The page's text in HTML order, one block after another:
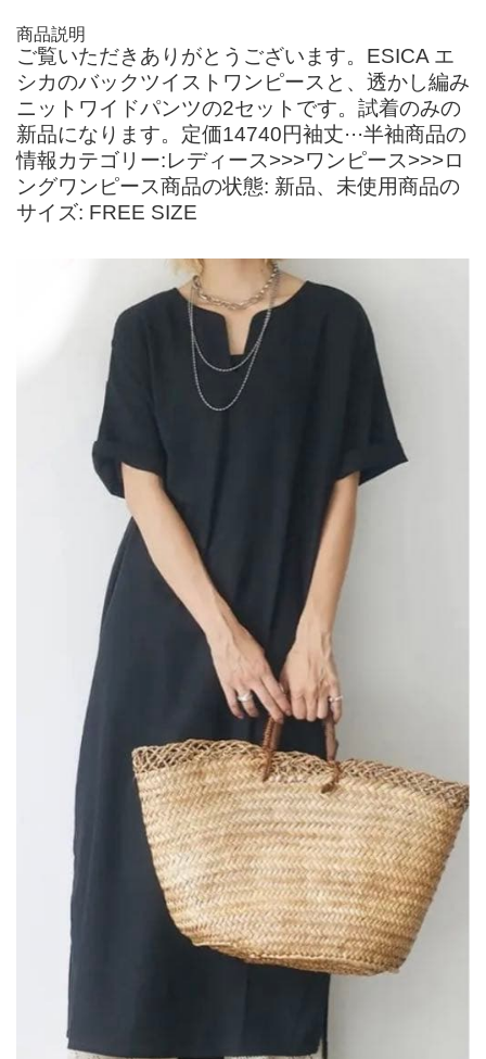
商品説明
ご覧いただきありがとうございます。ESICA エ
シカのバックツイストワンピースと、透かし編み
ニットワイドパンツの2セットです。試着のみの
新品になります。定価14740円袖丈···半袖商品の
情報カテゴリー:レディース>>>ワンピース>>>ロ
ングワンピース商品の状態: 新品、未使用商品の
サイズ: FREE SIZE